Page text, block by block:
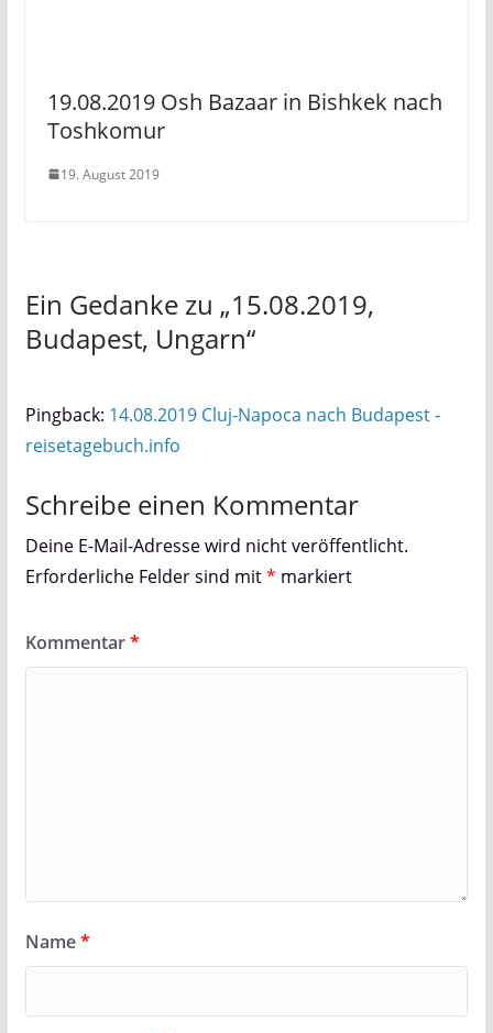
19.08.2019 Osh Bazaar in Bishkek nach
Toshkomur
19. August 2019
Ein Gedanke zu „15.08.2019,
Budapest, Ungarn“
Pingback: 14.08.2019 Cluj-Napoca nach Budapest -
reisetagebuch.info
Schreibe einen Kommentar
Deine E-Mail-Adresse wird nicht veröffentlicht.
Erforderliche Felder sind mit* markiert
Kommentar*
Name*